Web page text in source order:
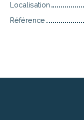
Localisation
Référence